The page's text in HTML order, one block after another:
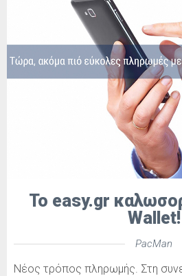
To easy.gr
Wallet!
PacMan
Νέος τρόπος πληρωμής. Στη